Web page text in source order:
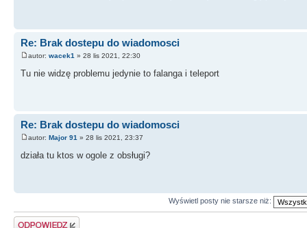
Re: Brak dostepu do wiadomosci
autor: wacek1 » 28 lis 2021, 22:30
Tu nie widzę problemu jedynie to falanga i teleport
Re: Brak dostepu do wiadomosci
autor: Major 91 » 28 lis 2021, 23:37
działa tu ktos w ogole z obsługi?
Wyświetl posty nie starsze niż:
Odpowiedz